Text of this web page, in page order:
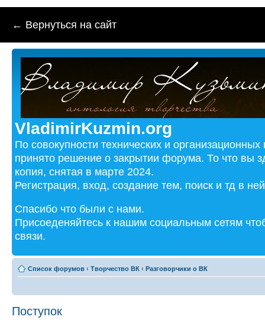
← Вернуться на сайт
VladimirKuzmin.org
По совокупности технических и
принято решение о закрытии форума. То что вы
копия, снятая в марте 2024.
Регистрация, вход, создание тем, поиск и тд в
Спасибо что были с нами.
Присоеденяйтесь к нашим социальным сетям
связи.
Список форумов ‹ Творчество ВК ‹ Разговорчики о ВК
Поступок